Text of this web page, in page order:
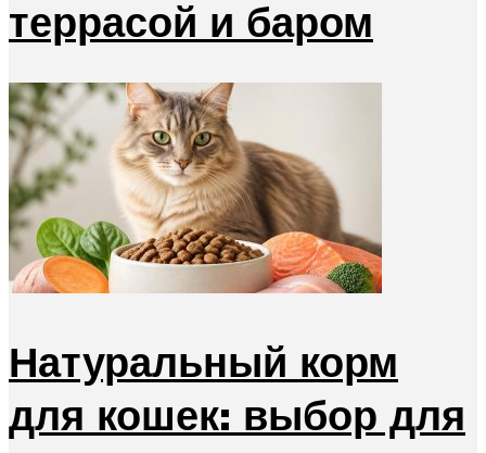
террасой и баром
Натуральный корм
для кошек: выбор для